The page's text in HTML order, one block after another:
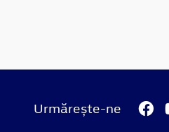
Urmărește-ne